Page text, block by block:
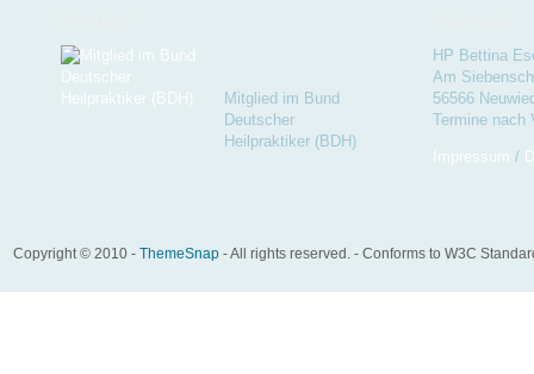
Mitglied im Bund
Deutscher
Heilpraktiker (BDH)
HP Bettina
Am
56566
Termine nach
Impressum /
Copyright © 2010 - ThemeSnap - All rights reserved. - Conforms to W3C